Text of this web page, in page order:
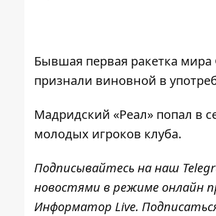
Бывшая первая ракетка мира
признали виновной в
Мадридский «Реал» попал в
молодых игроков клуба.
Подписывайтесь на наш
новостями в режиме онлайн
Информатор Live.